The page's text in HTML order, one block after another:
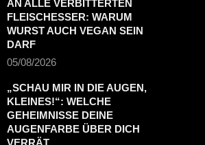
AN ALLE VERBITTERTEN
FLEISCHESSER: WARUM
WURST AUCH VEGAN SEIN
DARF
05/08/2026
„SCHAU MIR IN DIE AUGEN,
KLEINES!“: WELCHE
GEHEIMNISSE DEINE
AUGENFARBE ÜBER DICH